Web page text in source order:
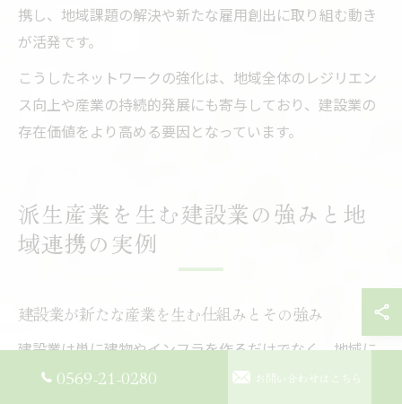
携し、地域課題の解決や新たな雇用創出に取り組む動き
が活発です。
こうしたネットワークの強化は、地域全体のレジリエン
ス向上や産業の持続的発展にも寄与しており、建設業の
存在価値をより高める要因となっています。
派生産業を生む建設業の強みと地
域連携の実例
建設業が新たな産業を生む仕組みとその強み
建設業は単に建物やインフラを作るだけでなく、地域に
新たな産業を生み出す起点としても大きな役割を果たし
0569-21-0280 お問い合わせはこちら